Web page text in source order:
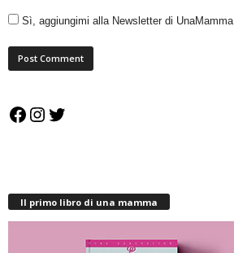
Sì, aggiungimi alla Newsletter di UnaMamma
Facebook
Instagram
Twitter
Il primo libro di una mamma